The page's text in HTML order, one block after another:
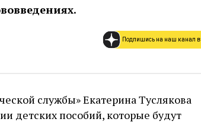
Подпишись на наш канал в
службы» Екатерина Туслякова
детских пособий, которые будут